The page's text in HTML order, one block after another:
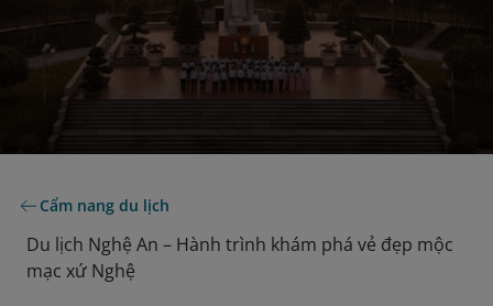
Cẩm nang du lịch
Du lịch Nghệ An – Hành trình khám phá vẻ đẹp mộc
mạc xứ Nghệ